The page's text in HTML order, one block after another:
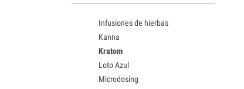
Infusiones de hierbas
Kanna
Kratom
Loto Azul
Microdosing